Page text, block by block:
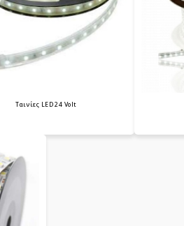
Ταινίες LED 24 Volt